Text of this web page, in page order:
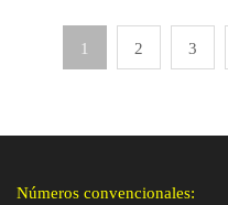
1 2 3
Números convencionales: